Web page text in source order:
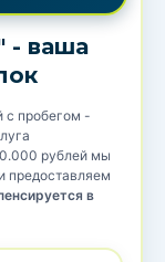
- ваша
с пробегом -
рублей мы
предоставляем
в